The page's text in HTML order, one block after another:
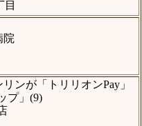
目
院
リンが「トリリオンPay」
プ」(9)